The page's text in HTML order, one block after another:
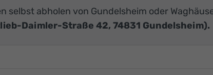
selbst abholen von Gundelsheim oder
Daimler-Straße 42, 74831 Gundelsheim).